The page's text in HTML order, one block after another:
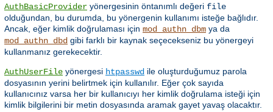
AuthBasicProvider yönergesinin öntanımlı değeri file
olduğundan, bu durumda, bu yönergenin kullanımı isteğe bağlıdır.
Ancak, eğer kimlik doğrulaması için mod_authn_dbm ya da
mod_authn_dbd gibi farklı bir kaynak seçecekseniz bu yönergeyi
kullanmanız gerekecektir.
AuthUserFile yönergesi htpasswd ile oluşturduğumuz parola
dosyasının yerini belirtmek için kullanılır. Eğer çok sayıda
kullanıcınız varsa her bir kullanıcıyı her kimlik doğrulama isteği için
kimlik bilgilerini bir metin dosyasında aramak gayet yavaş olacaktır.